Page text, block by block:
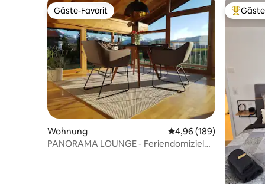
Gäste-Favorit
Gäste-Favorit
Wohnung Durchschnittliche
4,96 (189)
PANORAMA LOUNGE - Feriendomiziel